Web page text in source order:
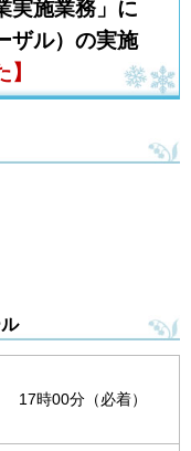
実施業務」に
ザル）の実施
17時00分（必着）